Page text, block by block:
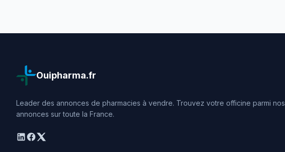
Ouipharma.fr
Leader des annonces de pharmacies à vendre. Trouvez votre officine parmi nos
annonces sur toute la France.
linkedin
facebook
twitter